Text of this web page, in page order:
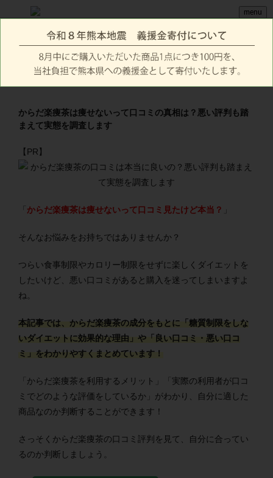
menu
からだ楽痩茶は痩せないって口コミの真相は？悪い評判も踏
まえて実態を調査します
【PR】
からだ楽痩茶は痩せないって口コミ見たけど本当？
そんなお悩みをお持ちではありませんか？
つらい食事制限やカロリー制限をせずに楽しくダイエットを
したいけど、悪い口コミがあると購入を迷ってしまいますよ
ね。
本記事では、からだ楽痩茶の成分をもとに「糖質制限をしな
いダイエットに効果的な理由」や「良い口コミ・悪い口コ
ミ」をわかりやすくまとめています！
「からだ楽痩茶を利用するメリット」「実際の利用者が口コ
ミでどのような評価をしているか」がわかり、自分に適した
商品なのか判断することができます！
さっそくからだ楽痩茶の口コミ評判を見て、自分に合ってい
るのか判断しましょう。